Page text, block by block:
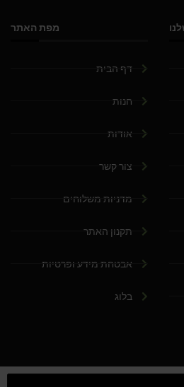
מפת האתר
דף הבית
חנות
אודות
צור קשר
מדניות משלוחים
תקנון האתר
אבטחת מידע ופרטיות
בלוג